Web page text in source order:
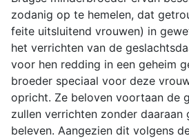
zodanig op te hemelen, dat
feite uitsluitend vrouwen) in
het verrichten van de
voor hen redding in een geheim
broeder speciaal voor deze
opricht. Ze beloven voortaan de
zullen verrichten zonder daaraan
beleven. Aangezien dit volgens